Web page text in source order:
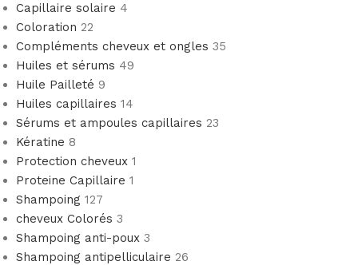
Capillaire solaire 4
Coloration 22
Compléments cheveux et ongles 35
Huiles et sérums 49
Huile Pailleté 9
Huiles capillaires 14
Sérums et ampoules capillaires 23
Kératine 8
Protection cheveux 1
Proteine Capillaire 1
Shampoing 127
cheveux Colorés 3
Shampoing anti-poux 3
Shampoing antipelliculaire 26